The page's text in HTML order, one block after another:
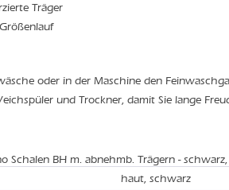
Träger
oder in der Maschine den
und Trockner, damit Sie lange
Schalen BH m. abnehmb. Trägern -
haut, schwarz